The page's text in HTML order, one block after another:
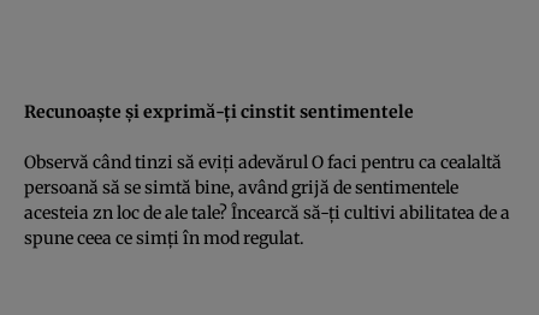
Recunoaşte şi exprimă-ţi cinstit sentimentele
Observă când tinzi să eviţi adevărul O faci pentru ca cealaltă
persoană să se simtă bine, având grijă de sentimentele
acesteia zn loc de ale tale? Încearcă să-ţi cultivi abilitatea de a
spune ceea ce simţi în mod regulat.